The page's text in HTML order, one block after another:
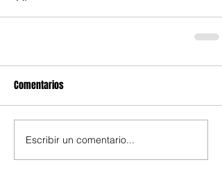
Comentarios
Escribir un comentario...